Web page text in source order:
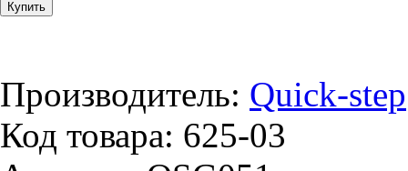
Производитель: Quick-step
Код товара: 625-03